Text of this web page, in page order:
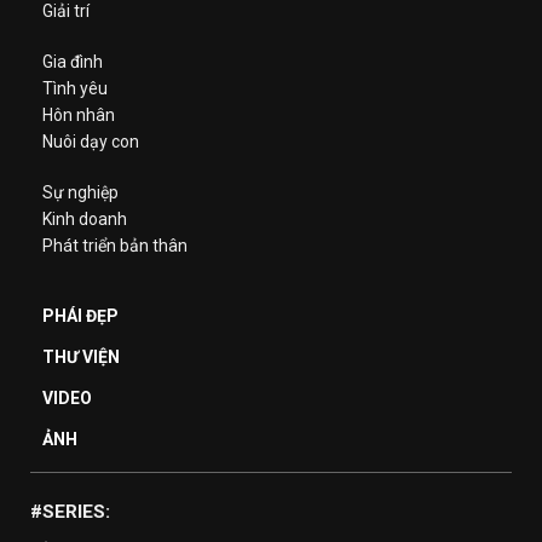
Giải trí
Gia đình
Tình yêu
Hôn nhân
Nuôi dạy con
Sự nghiệp
Kinh doanh
Phát triển bản thân
PHÁI ĐẸP
THƯ VIỆN
VIDEO
ẢNH
#SERIES: